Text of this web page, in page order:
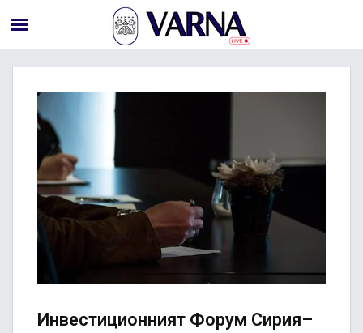
Инвестиционният Форум Сирия–